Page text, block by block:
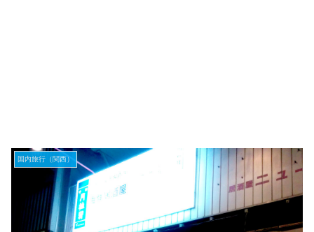
国内旅行（関西）